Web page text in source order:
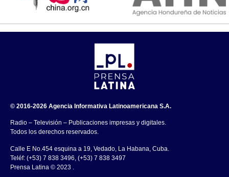
© 2016-2026 Agencia Informativa Latinoamericana S.A.
Radio – Televisión – Publicaciones impresas y digitales.
Todos los derechos reservados.
Calle E No.454 esquina a 19, Vedado, La Habana, Cuba.
Teléf: (+53) 7 838 3496, (+53) 7 838 3497
Prensa Latina © 2023 .